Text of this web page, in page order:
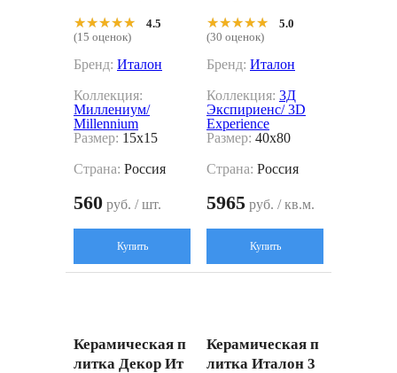
ный 15x15
★★★★★
★★★★★
4.5
(15 оценок)
Бренд: Италон
Коллекция:
Миллениум/
Millennium
Размер: 15x15
Страна: Россия
560 руб. / шт.
Купить
★★★★★
★★★★★
5.0
(30 оценок)
Бренд: Италон
Коллекция: 3Д
Экспириенс/ 3D
Experience
Размер: 40x80
Страна: Россия
5965 руб. / кв.м.
Купить
Керамическая п
литка Декор Ит
Керамическая п
литка Италон 3